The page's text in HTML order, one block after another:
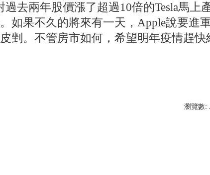
兩年股價漲了超過10倍的Tesla馬上
如果不久的將來有一天，Apple說要進
剉。不管房市如何，希望明年疫情趕快
瀏覽數: